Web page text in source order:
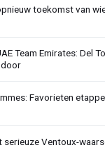
toekomst van
Team Emirates: Del
Favorieten
serieuze Ventoux-